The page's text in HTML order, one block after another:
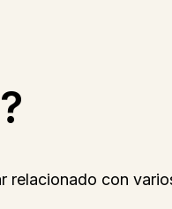
relacionado con